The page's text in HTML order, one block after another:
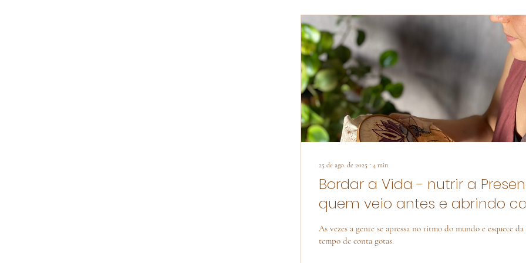
25 de ago. de 2025 ∙ 4 min
Bordar a Vida - nutrir a
quem veio antes e abrindo
quem virá
As vezes a gente se apressa no ritmo do mundo e esquece
tempo de conta gotas.